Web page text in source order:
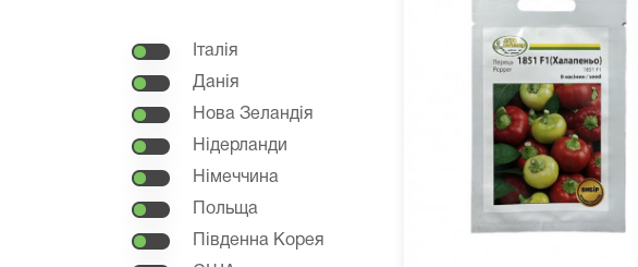
Італія
Данія
Нова Зеландія
Нідерланди
Німеччина
Польща
Південна Корея